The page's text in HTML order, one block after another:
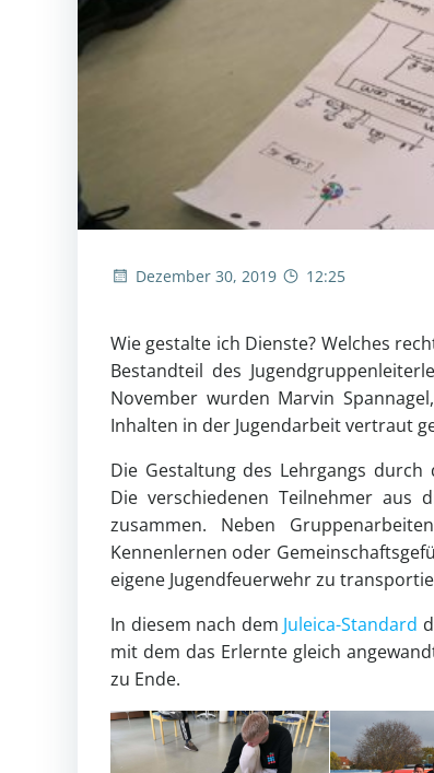
Dezember 30, 2019 12:25
Wie gestalte ich Dienste? Welches
Bestandteil des
November wurden Marvin
Inhalten in der Jugendarbeit vertraut
Die Gestaltung des Lehrgangs durch
Die verschiedenen Teilnehmer aus
zusammen. Neben
Kennenlernen oder
eigene Jugendfeuerwehr zu
In diesem nach dem Juleica-Standard
mit dem das Erlernte gleich
zu Ende.